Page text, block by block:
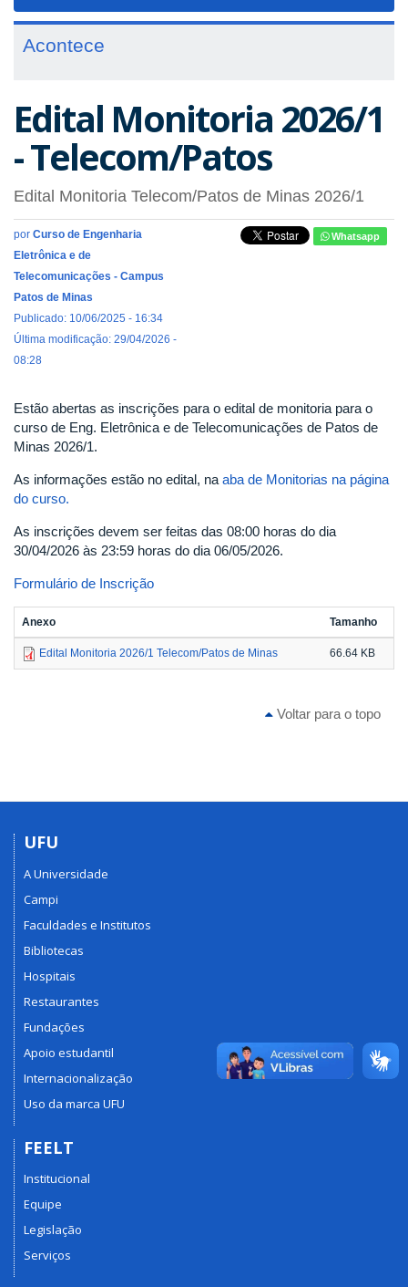
Acontece
Edital Monitoria 2026/1
- Telecom/Patos
Edital Monitoria Telecom/Patos de Minas 2026/1
por Curso de Engenharia
Eletrônica e de
Telecomunicações - Campus
Patos de Minas
Publicado: 10/06/2025 - 16:34
Última modificação: 29/04/2026 -
08:28
Whatsapp
Estão abertas as inscrições para o edital de monitoria para o
curso de Eng. Eletrônica e de Telecomunicações de Patos de
Minas 2026/1.
As informações estão no edital, na aba de Monitorias na página
do curso.
As inscrições devem ser feitas das 08:00 horas do dia
30/04/2026 às 23:59 horas do dia 06/05/2026.
Formulário de Inscrição
Anexo Tamanho
Edital Monitoria 2026/1 Telecom/Patos de Minas 66.64 KB
Voltar para o topo
UFU
A Universidade
Campi
Faculdades e Institutos
Bibliotecas
Hospitais
Restaurantes
Fundações
Apoio estudantil
Internacionalização
Uso da marca UFU
FEELT
Institucional
Equipe
Legislação
Serviços